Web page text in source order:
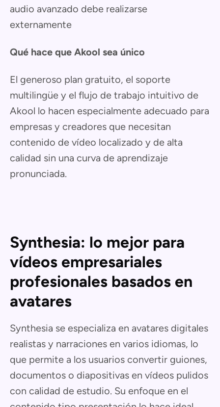
audio avanzado debe realizarse
externamente
Qué hace que Akool sea único
El generoso plan gratuito, el soporte
multilingüe y el flujo de trabajo intuitivo de
Akool lo hacen especialmente adecuado para
empresas y creadores que necesitan
contenido de vídeo localizado y de alta
calidad sin una curva de aprendizaje
pronunciada.
Synthesia: lo mejor para
vídeos empresariales
profesionales basados en
avatares
Synthesia se especializa en avatares digitales
realistas y narraciones en varios idiomas, lo
que permite a los usuarios convertir guiones,
documentos o diapositivas en vídeos pulidos
con calidad de estudio. Su enfoque en el